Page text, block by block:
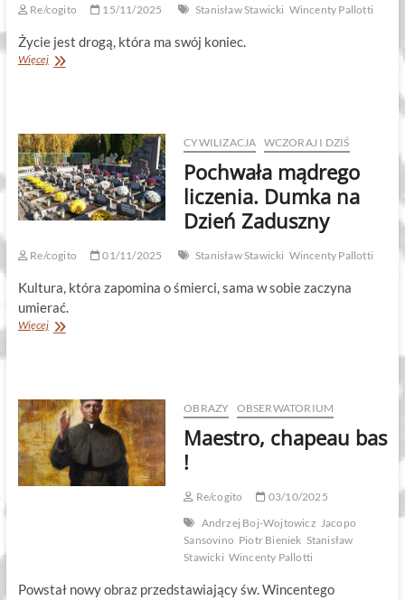
Re/cogito 15/11/2025 Stanisław Stawicki Wincenty Pallotti
Życie jest drogą, która ma swój koniec.
WięcejPochwała
Niedzielę
Zwykłą
(Łk
21,
5-
11)
CYWILIZACJA WCZORAJ I DZIŚ
Pochwała mądrego
liczenia. Dumka na
Dzień Zaduszny
Re/cogito 01/11/2025 Stanisław Stawicki Wincenty Pallotti
Kultura, która zapomina o śmierci, sama w sobie zaczyna
umierać.
WięcejPochwała
Dzień
Zaduszny
OBRAZY OBSERWATORIUM
Maestro, chapeau bas
!
Re/cogito
03/10/2025
Andrzej Boj-Wojtowicz Jacopo
Sansovino Piotr Bieniek Stanisław
Stawicki Wincenty Pallotti
Powstał nowy obraz przedstawiający św. Wincentego